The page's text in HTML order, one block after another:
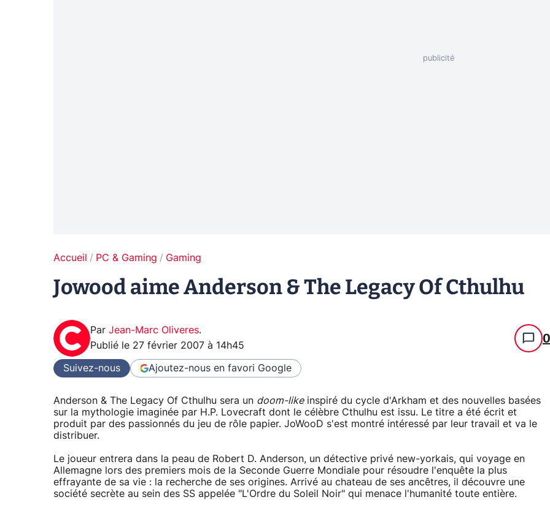
Accueil PC & Gaming Gaming
Jowood aime Anderson & The Legacy Of Cthulhu
Par Jean-Marc Oliveres.
Publié le 27 février 2007 à 14h45 0
Suivez-nous Ajoutez-nous en favori Google
Anderson & The Legacy Of Cthulhu sera un doom-likeinspiré du cycle d'Arkham et des nouvelles basées
sur la mythologie imaginée par H.P. Lovecraft dont le célèbre Cthulhu est issu. Le titre a été écrit et
produit par des passionnés du jeu de rôle papier. JoWooD s'est montré intéressé par leur travail et va le
distribuer.
Le joueur entrera dans la peau de Robert D. Anderson, un détective privé new-yorkais, qui voyage en
Allemagne lors des premiers mois de la Seconde Guerre Mondiale pour résoudre l'enquête la plus
effrayante de sa vie : la recherche de ses origines. Arrivé au chateau de ses ancêtres, il découvre une
société secrète au sein des SS appelée "L'Ordre du Soleil Noir" qui menace l'humanité toute entière.